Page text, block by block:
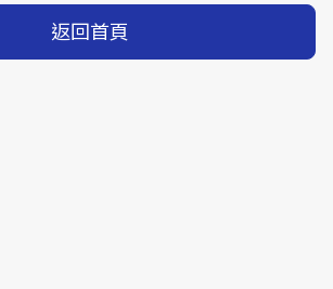
返回首頁